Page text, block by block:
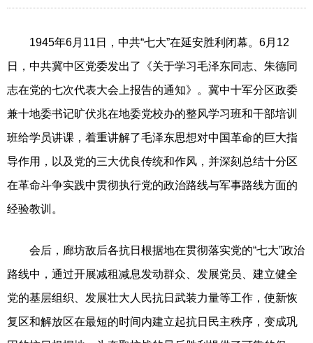
1945年6月11日，中共“七大”在延安胜利闭幕。6月12
日，中共冀中区党委发出了《关于学习毛泽东同志、朱德同
志在党的七次代表大会上报告的通知》。冀中十军分区政委
兼十地委书记旷伏兆在地委党校办的整风学习班和干部培训
班给学员讲课，着重讲解了毛泽东思想对中国革命的巨大指
导作用，以及党的三大优良传统和作风，并深刻总结十分区
在革命斗争实践中贯彻执行党的政治路线与军事路线方面的
经验教训。
会后，廊坊敌后各抗日根据地在贯彻落实党的“七大”政治
路线中，通过开展减租减息发动群众、发展党员、建立健全
党的基层组织、发展壮大人民抗日武装力量等工作，使新恢
复区和解放区在最短的时间内建立起抗日民主秩序，变成巩